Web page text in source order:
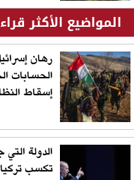
المواضيع الأكثر
رهان
الحسابات
إسقاط
الدولة
تكسب